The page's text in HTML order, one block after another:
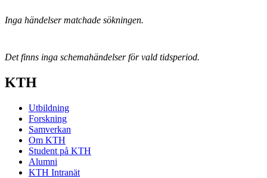
Inga händelser matchade sökningen.
Det finns inga schemahändelser för vald tidsperiod.
KTH
Utbildning
Forskning
Samverkan
Om KTH
Student på KTH
Alumni
KTH Intranät